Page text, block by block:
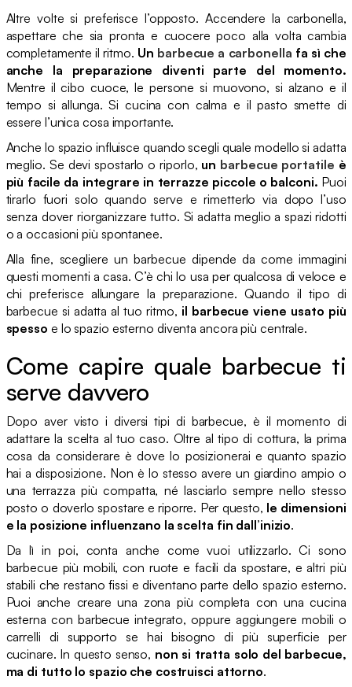
Altre volte si preferisce l’opposto. Accendere la carbonella,
aspettare che sia pronta e cuocere poco alla volta cambia
completamente il ritmo. Un barbecue a carbonella fa sì che
anche la preparazione diventi parte del momento.
Mentre il cibo cuoce, le persone si muovono, si alzano e il
tempo si allunga. Si cucina con calma e il pasto smette di
essere l’unica cosa importante.
Anche lo spazio influisce quando scegli quale modello si adatta
meglio. Se devi spostarlo o riporlo, un barbecue portatile è
più facile da integrare in terrazze piccole o balconi. Puoi
tirarlo fuori solo quando serve e rimetterlo via dopo l’uso
senza dover riorganizzare tutto. Si adatta meglio a spazi ridotti
o a occasioni più spontanee.
Alla fine, scegliere un barbecue dipende da come immagini
questi momenti a casa. C’è chi lo usa per qualcosa di veloce e
chi preferisce allungare la preparazione. Quando il tipo di
barbecue si adatta al tuo ritmo, il barbecue viene usato più
spesso e lo spazio esterno diventa ancora più centrale.
Come capire quale barbecue ti
serve davvero
Dopo aver visto i diversi tipi di barbecue, è il momento di
adattare la scelta al tuo caso. Oltre al tipo di cottura, la prima
cosa da considerare è dove lo posizionerai e quanto spazio
hai a disposizione. Non è lo stesso avere un giardino ampio o
una terrazza più compatta, né lasciarlo sempre nello stesso
posto o doverlo spostare e riporre. Per questo, le dimensioni
e la posizione influenzano la scelta fin dall’inizio.
Da lì in poi, conta anche come vuoi utilizzarlo. Ci sono
barbecue più mobili, con ruote e facili da spostare, e altri più
stabili che restano fissi e diventano parte dello spazio esterno.
Puoi anche creare una zona più completa con una cucina
esterna con barbecue integrato, oppure aggiungere mobili o
carrelli di supporto se hai bisogno di più superficie per
cucinare. In questo senso, non si tratta solo del barbecue,
ma di tutto lo spazio che costruisci attorno.